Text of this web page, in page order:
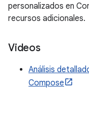
personalizados en
recursos adicionales.
Videos
Análisis
Compose